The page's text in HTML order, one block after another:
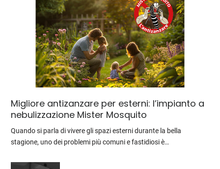
Migliore antizanzare per esterni: l’impianto a
nebulizzazione Mister Mosquito
Quando si parla di vivere gli spazi esterni durante la bella
stagione, uno dei problemi più comuni e fastidiosi è…